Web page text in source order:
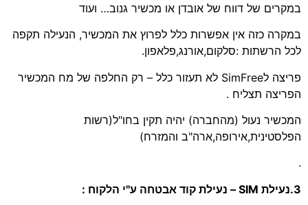
במקרים של דווח של אובדן או מכשיר גנוב… ועוד
במקרה כזה אין אפשרות כלל לפרוץ את המכשיר, הנעילה תקפה
לכל הרשתות :סלקום,אורנג,פלאפון.
פריצה לSimFree לא תעזור כלל – רק החלפה של מח המכשיר
הפריצה תצליח .
המכשיר נעול (מהחברה) יהיה תקין בחו"ל(רשות
הפלסטינית,אירופה,ארה"ב והמזרח)
.
3.נעילת SIM – נעילת קוד אבטחה ע"י הלקוח :